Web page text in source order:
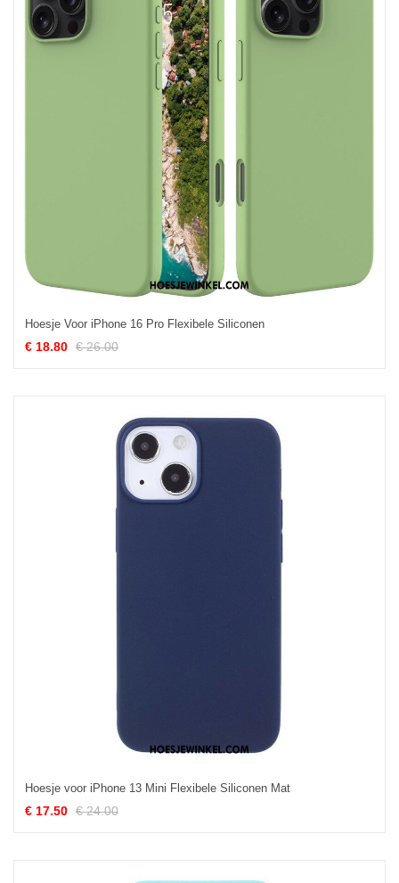
Hoesje Voor iPhone 16 Pro Flexibele Siliconen
€ 18.80 € 26.00
Hoesje voor iPhone 13 Mini Flexibele Siliconen Mat
€ 17.50 € 24.00